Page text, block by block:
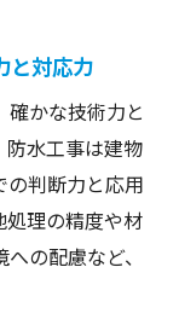
レンド
る新技術の
施工プロセ
ンテスト基
と対応力
かな技術力と
水工事は建物
の判断力と応用
処理の精度や材
の配慮など、